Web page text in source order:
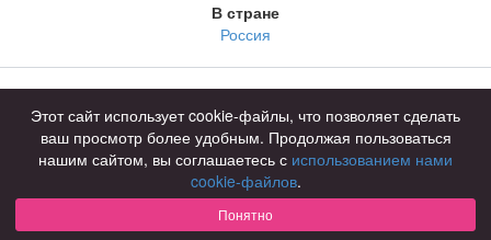
В стране
Россия
Знакомства для взрослых
Онлайн знакомства
Правила
Как оплатить
Техническая поддержка
Этот сайт использует cookie-файлы, что позволяет сделать
ваш просмотр более удобным. Продолжая пользоваться
нашим сайтом, вы соглашаетесь с использованием нами
cookie-файлов.
Понятно